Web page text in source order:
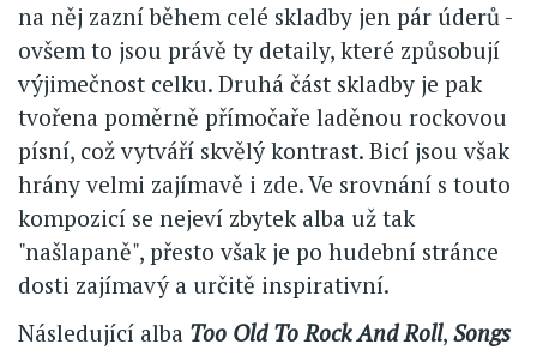
na něj zazní během celé skladby jen pár úderů -
ovšem to jsou právě ty detaily, které způsobují
výjimečnost celku. Druhá část skladby je pak
tvořena poměrně přímočaře laděnou rockovou
písní, což vytváří skvělý kontrast. Bicí jsou však
hrány velmi zajímavě i zde. Ve srovnání s touto
kompozicí se nejeví zbytek alba už tak
"našlapaně", přesto však je po hudební stránce
dosti zajímavý a určitě inspirativní.
Následující alba Too Old To Rock And Roll, Songs